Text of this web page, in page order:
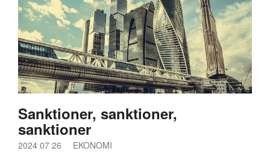
Sanktioner, sanktioner,
sanktioner
2024 07 26 EKONOMI